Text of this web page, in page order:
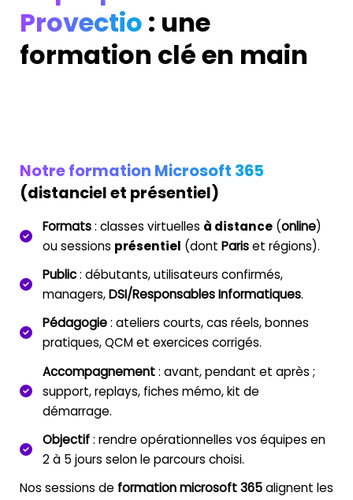
Provectio : une
formation clé en main
Notre formation Microsoft 365
(distanciel et présentiel)
Formats: classes virtuelles à distance(online)
ou sessions présentiel (dont Pariset régions).
Public: débutants, utilisateurs confirmés,
managers, DSI/Responsables Informatiques.
Pédagogie: ateliers courts, cas réels, bonnes
pratiques, QCM et exercices corrigés.
Accompagnement: avant, pendant et après ;
support, replays, fiches mémo, kit de
démarrage.
Objectif: rendre opérationnelles vos équipes en
2 à 5 jours selon le parcours choisi.
Nos sessions de formation microsoft 365 alignent les